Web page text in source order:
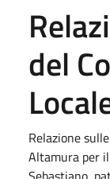
del
Relazione
Altamura per